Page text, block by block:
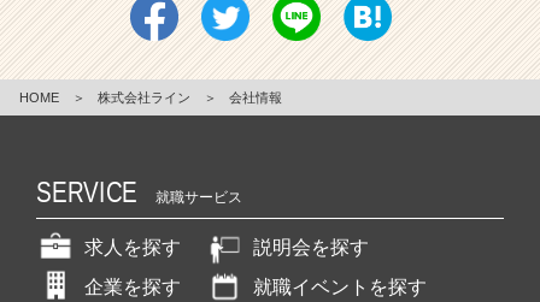
HOME ＞ 株式会社ライン ＞ 会社情報
SERVICE 就職サービス
求人を探す
説明会を探す
企業を探す
就職イベントを探す